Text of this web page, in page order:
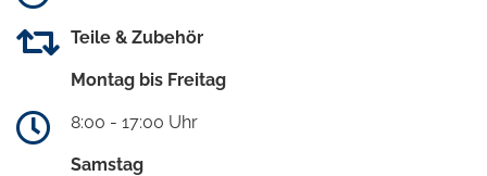
Teile & Zubehör
Montag bis Freitag
8:00 - 17:00 Uhr
Samstag